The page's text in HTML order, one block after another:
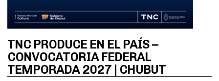
TNC PRODUCE EN EL PAÍS –
CONVOCATORIA FEDERAL
TEMPORADA 2027 | CHUBUT